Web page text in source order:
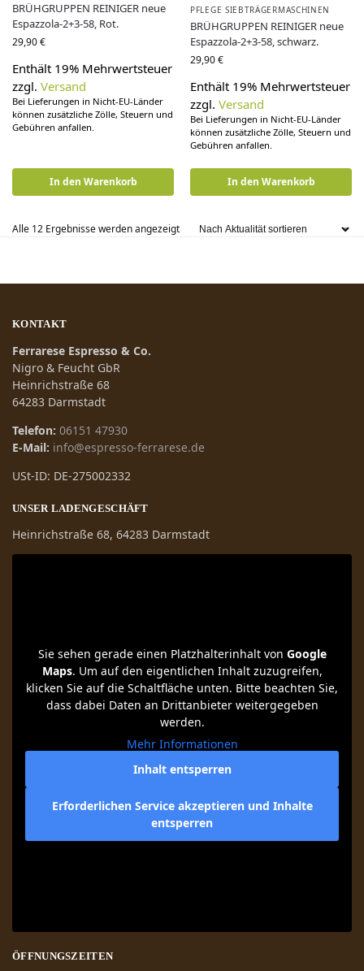
BRÜHGRUPPEN REINIGER neue
Espazzola-2+3-58, Rot.
29,90€
Enthält 19% Mehrwertsteuer
zzgl. Versand
Bei Lieferungen in Nicht-EU-Länder
können zusätzliche Zölle, Steuern und
Gebühren anfallen.
In den Warenkorb
PFLEGE SIEBTRÄGERMASCHINEN
BRÜHGRUPPEN REINIGER neue
Espazzola-2+3-58, schwarz.
29,90€
Enthält 19% Mehrwertsteuer
zzgl. Versand
Bei Lieferungen in Nicht-EU-Länder
können zusätzliche Zölle, Steuern und
Gebühren anfallen.
In den Warenkorb
Alle 12 Ergebnisse werden angezeigt
KONTAKT
Ferrarese Espresso & Co.
Nigro & Feucht GbR
Heinrichstraße 68
64283 Darmstadt
Telefon: 06151 47930
E-Mail: info@espresso-ferrarese.de
USt-ID: DE-275002332
UNSER LADENGESCHÄFT
Heinrichstraße 68, 64283 Darmstadt
Sie sehen gerade einen Platzhalterinhalt von Google
Maps. Um auf den eigentlichen Inhalt zuzugreifen,
klicken Sie auf die Schaltfläche unten. Bitte beachten Sie,
dass dabei Daten an Drittanbieter weitergegeben
werden.
Mehr Informationen
Inhalt entsperren
Erforderlichen Service akzeptieren und Inhalte
entsperren
ÖFFNUNGSZEITEN